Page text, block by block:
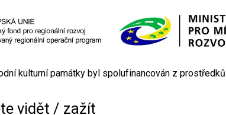
kulturní památky byl spolufinancován z
vidět / zažít